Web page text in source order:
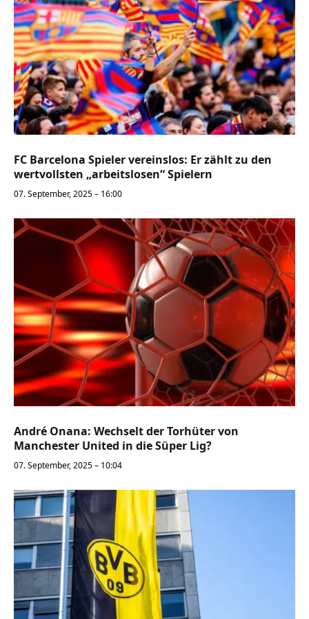
FC Barcelona Spieler vereinslos: Er zählt zu den
wertvollsten „arbeitslosen“ Spielern
07. September, 2025 – 16:00
André Onana: Wechselt der Torhüter von
Manchester United in die Süper Lig?
07. September, 2025 – 10:04